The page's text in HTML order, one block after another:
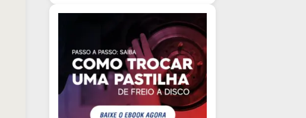
acabando mais r...